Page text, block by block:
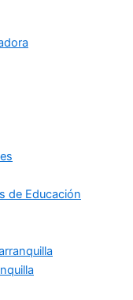
de Educación